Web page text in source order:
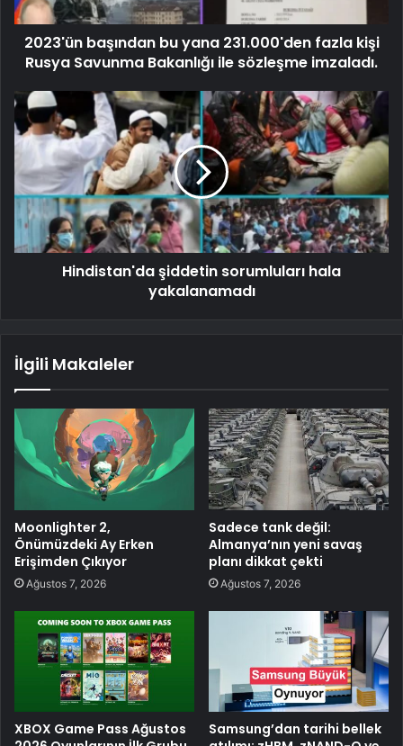
2023'ün başından bu yana 231.000'den fazla kişi
Rusya Savunma Bakanlığı ile sözleşme imzaladı.
Hindistan'da şiddetin sorumluları hala
yakalanamadı
İlgili Makaleler
Moonlighter 2,
Önümüzdeki Ay Erken
Erişimden Çıkıyor
Ağustos 7, 2026
Sadece tank değil:
Almanya’nın yeni savaş
planı dikkat çekti
Ağustos 7, 2026
XBOX Game Pass Ağustos
Samsung’dan tarihi bellek